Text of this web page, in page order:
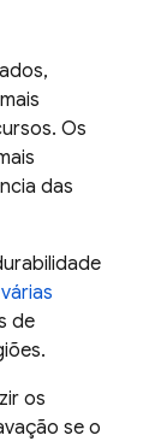
mais
Os
das
de
os
se o